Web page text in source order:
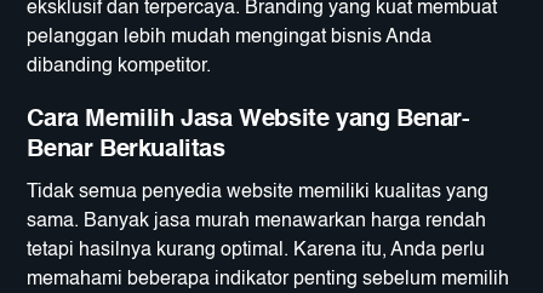
eksklusif dan terpercaya. Branding yang kuat membuat
pelanggan lebih mudah mengingat bisnis Anda
dibanding kompetitor.
Cara Memilih Jasa Website yang Benar-
Benar Berkualitas
Tidak semua penyedia website memiliki kualitas yang
sama. Banyak jasa murah menawarkan harga rendah
tetapi hasilnya kurang optimal. Karena itu, Anda perlu
memahami beberapa indikator penting sebelum memilih